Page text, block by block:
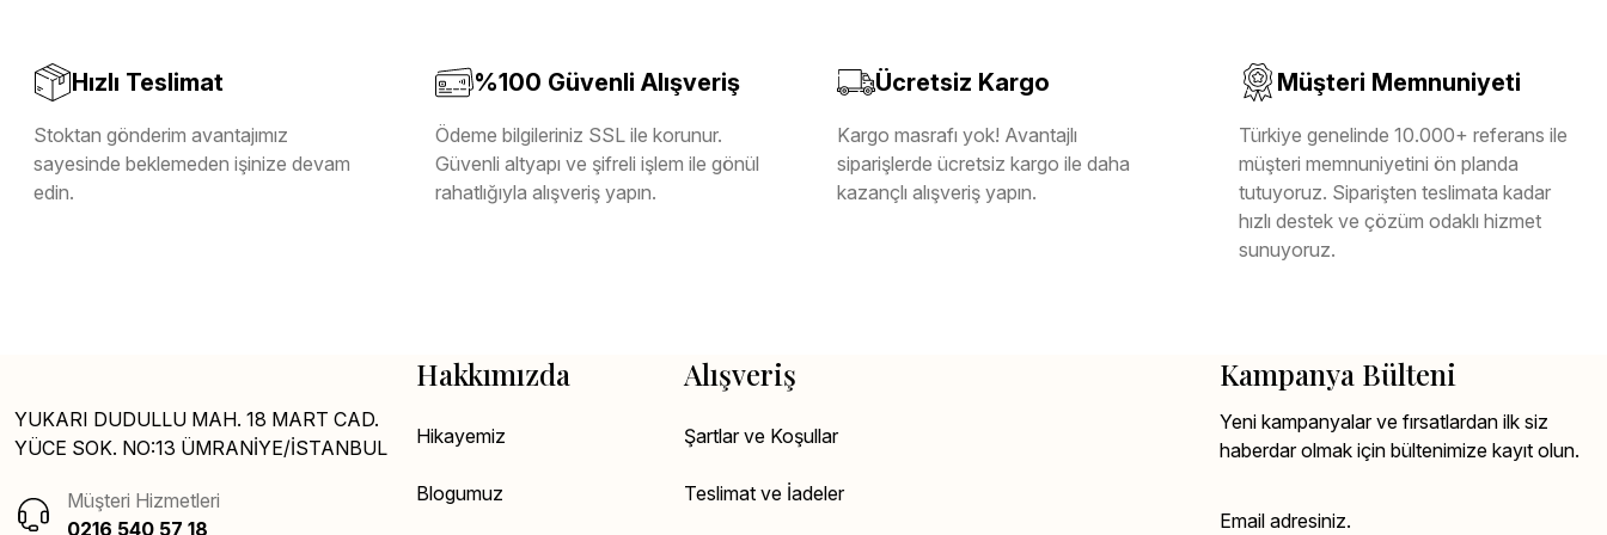
Hızlı Teslimat
Stoktan gönderim avantajımız
sayesinde beklemeden işinize devam
edin.
%100 Güvenli Alışveriş
Ödeme bilgileriniz SSL ile korunur.
Güvenli altyapı ve şifreli işlem ile gönül
rahatlığıyla alışveriş yapın.
Ücretsiz Kargo
Kargo masrafı yok! Avantajlı
siparişlerde ücretsiz kargo ile daha
kazançlı alışveriş yapın.
Müşteri Memnuniyeti
Türkiye genelinde 10.000+ referans ile
müşteri memnuniyetini ön planda
tutuyoruz. Siparişten teslimata kadar
hızlı destek ve çözüm odaklı hizmet
sunuyoruz.
YUKARI DUDULLU MAH. 18 MART CAD.
YÜCE SOK. NO:13 ÜMRANİYE/İSTANBUL
Müşteri Hizmetleri
0216 540 57 18
Hakkımızda
Hikayemiz
Blogumuz
Alışveriş
Şartlar ve Koşullar
Teslimat ve İadeler
Kampanya Bülteni
Yeni kampanyalar ve fırsatlardan ilk siz
haberdar olmak için bültenimize kayıt olun.